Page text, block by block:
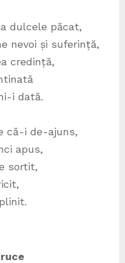
dulcele păcat,
nevoi și suferință,
credință,
i dată.
că-i de-ajuns,
apus,
sortit,